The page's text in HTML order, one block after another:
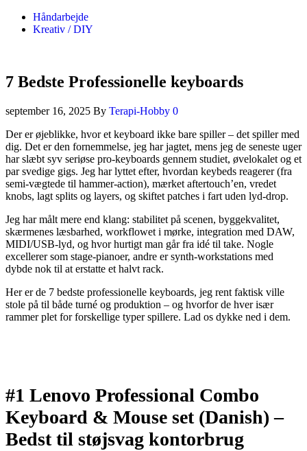
Håndarbejde
Kreativ / DIY
7 Bedste Professionelle keyboards
september 16, 2025 By Terapi-Hobby 0
Der er øjeblikke, hvor et keyboard ikke bare spiller – det spiller med
dig. Det er den fornemmelse, jeg har jagtet, mens jeg de seneste uger
har slæbt syv seriøse pro-keyboards gennem studiet, øvelokalet og et
par svedige gigs. Jeg har lyttet efter, hvordan keybeds reagerer (fra
semi-vægtede til hammer-action), mærket aftertouch’en, vredet
knobs, lagt splits og layers, og skiftet patches i fart uden lyd-drop.
Jeg har målt mere end klang: stabilitet på scenen, byggekvalitet,
skærmenes læsbarhed, workflowet i mørke, integration med DAW,
MIDI/USB-lyd, og hvor hurtigt man går fra idé til take. Nogle
excellerer som stage-pianoer, andre er synth-workstations med
dybde nok til at erstatte et halvt rack.
Her er de 7 bedste professionelle keyboards, jeg rent faktisk ville
stole på til både turné og produktion – og hvorfor de hver især
rammer plet for forskellige typer spillere. Lad os dykke ned i dem.
#1 Lenovo Professional Combo
Keyboard & Mouse set (Danish) –
Bedst til støjsvag kontorbrug